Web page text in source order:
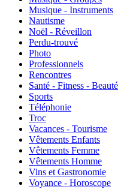
Musique - Instruments
Nautisme
Noël - Réveillon
Perdu-trouvé
Photo
Professionnels
Rencontres
Santé - Fitness - Beauté
Sports
Téléphonie
Troc
Vacances - Tourisme
Vêtements Enfants
Vêtements Femme
Vêtements Homme
Vins et Gastronomie
Voyance - Horoscope